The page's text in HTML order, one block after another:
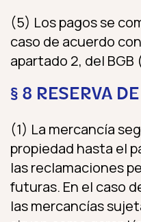
(5) Los pagos se
caso de acuerdo
apartado 2, del
§ 8 RESERVA
(1) La mercancía
propiedad hasta el
las reclamaciones
futuras. En el caso
las mercancías